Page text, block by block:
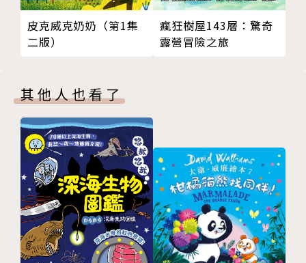
在與丈夫、兩個孩子及他們的狗狗巴特住在一起。
譯者簡介
李貞慧（水瓶面面）
台灣大學外國語文學系研究所碩士班畢業，現為高雄巿
立後勁國中英語老師暨圖書推動教師。著有《繪本給你
教養力：在故事裡和孩子一起成長》、《親子大手拉小
手，跟著繪本快樂學英文》、《用英文繪本提升孩子的
人文素養》、《繪本100+，輕鬆打造英語文法力》等
書。
譯有繪本《爺爺的天堂島》（采實文化）、《別傷心，
皮克威克奶奶（第1集
二版）
瘋狂樹屋143層：驚奇
露營冒險之旅
其他人也看了